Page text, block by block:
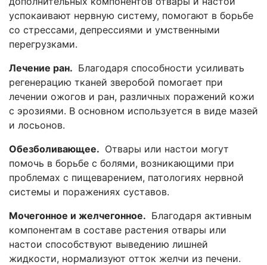
успокаивают нервную систему, помогают в борьбе
со стрессами, депрессиями и умственными
перегрузками.
Лечение ран. Благодаря способности усиливать
регенерацию тканей зверобой помогает при
лечении ожогов и ран, различных поражений кожи
с эрозиями. В основном используется в виде мазей
и лосьонов.
Обезболивающее. Отвары или настои могут
помочь в борьбе с болями, возникающими при
проблемах с пищеварением, патологиях нервной
системы и поражениях суставов.
Мочегонное и желчегонное. Благодаря активным
компонентам в составе растения отвары или
настои способствуют выведению лишней
жидкости, нормализуют отток желчи из печени.